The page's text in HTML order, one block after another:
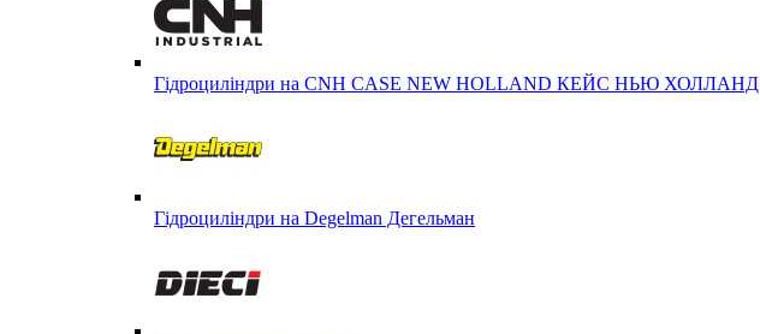
Гідроциліндри на CNH CASE NEW HOLLAND КЕЙС НЬЮ ХОЛЛАНД
Гідроциліндри на Degelman Дегельман